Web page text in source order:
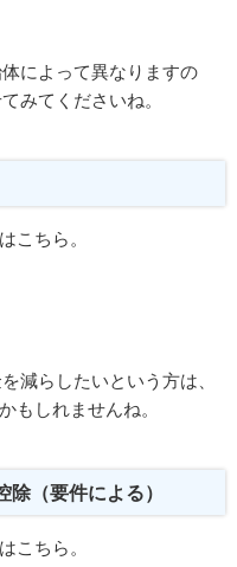
によって異なりますの
みてくださいね。
こちら。
減らしたいという方は、
もしれませんね。
（要件による）
こちら。